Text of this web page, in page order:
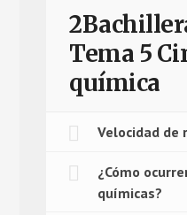
Tema 5
química
Velocidad de
¿Cómo
químicas?